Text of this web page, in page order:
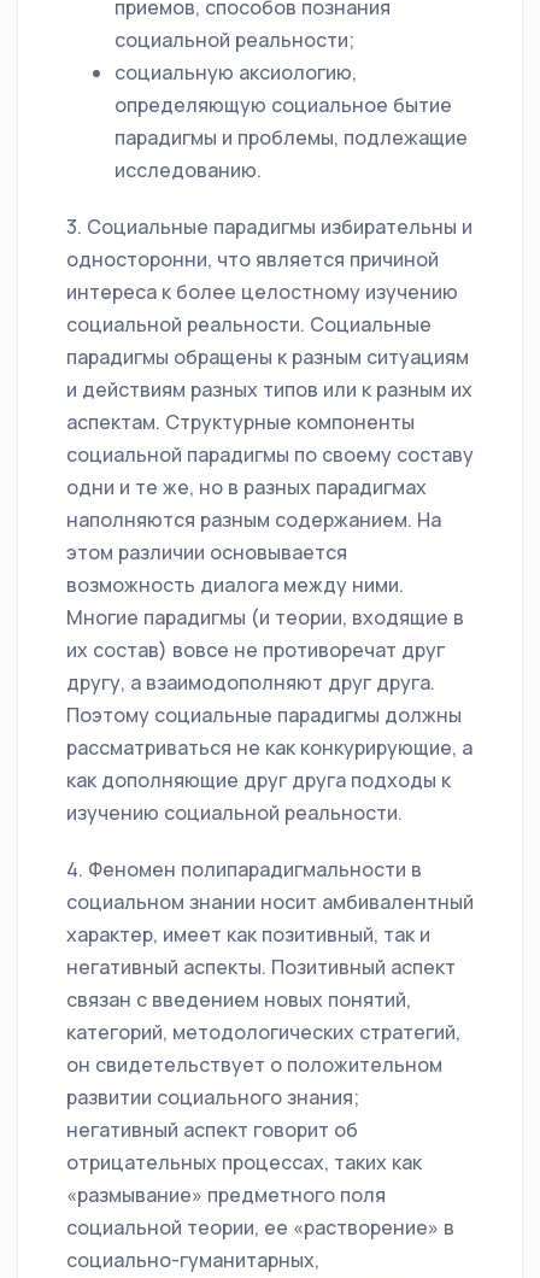
приемов, способов познания
социальной реальности;
социальную аксиологию,
определяющую социальное бытие
парадигмы и проблемы, подлежащие
исследованию.
3. Социальные парадигмы избирательны и
односторонни, что является причиной
интереса к более целостному изучению
социальной реальности. Социальные
парадигмы обращены к разным ситуациям
и действиям разных типов или к разным их
аспектам. Структурные компоненты
социальной парадигмы по своему составу
одни и те же, но в разных парадигмах
наполняются разным содержанием. На
этом различии основывается
возможность диалога между ними.
Многие парадигмы (и теории, входящие в
их состав) вовсе не противоречат друг
другу, а взаимодополняют друг друга.
Поэтому социальные парадигмы должны
рассматриваться не как конкурирующие, а
как дополняющие друг друга подходы к
изучению социальной реальности.
4. Феномен полипарадигмальности в
социальном знании носит амбивалентный
характер, имеет как позитивный, так и
негативный аспекты. Позитивный аспект
связан с введением новых понятий,
категорий, методологических стратегий,
он свидетельствует о положительном
развитии социального знания;
негативный аспект говорит об
отрицательных процессах, таких как
«размывание» предметного поля
социальной теории, ее «растворение» в
социально-гуманитарных,